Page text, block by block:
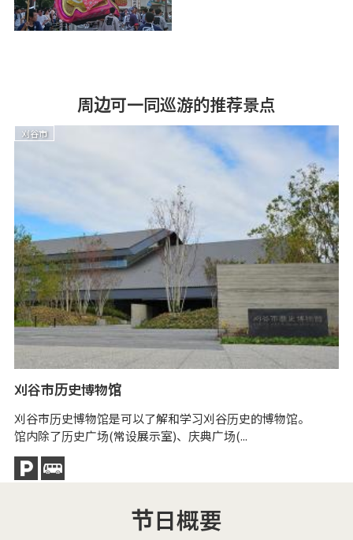
周边可一同巡游的推荐景点
刈谷市
刈谷市历史博物馆
刈谷市历史博物馆是可以了解和学习刈谷历史的博物馆。
馆内除了历史广场(常设展示室)、庆典广场(...
节日概要